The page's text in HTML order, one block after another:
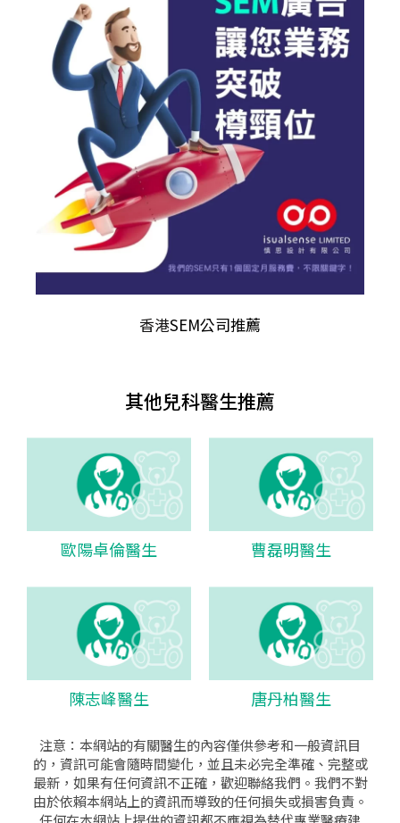
香港SEM公司推薦
其他兒科醫生推薦
歐陽卓倫醫生 曹磊明醫生
陳志峰醫生 唐丹柏醫生
注意：本網站的有關醫生的內容僅供參考和一般資訊目
的，資訊可能會隨時間變化，並且未必完全準確、完整或
最新，如果有任何資訊不正確，歡迎聯絡我們。我們不對
由於依賴本網站上的資訊而導致的任何損失或損害負責。